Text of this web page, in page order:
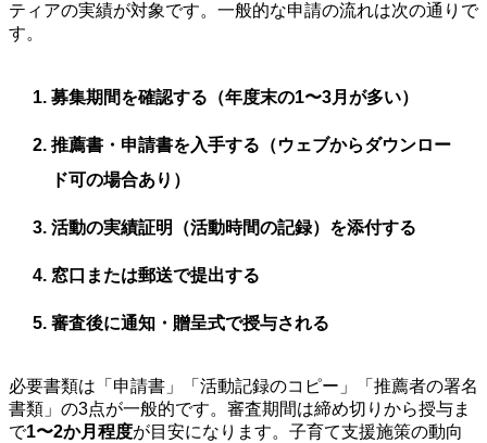
ティアの実績が対象です。一般的な申請の流れは次の通りで
す。
募集期間を確認する（年度末の1〜3月が多い）
推薦書・申請書を入手する（ウェブからダウンロー
ド可の場合あり）
活動の実績証明（活動時間の記録）を添付する
窓口または郵送で提出する
審査後に通知・贈呈式で授与される
必要書類は「申請書」「活動記録のコピー」「推薦者の署名
書類」の3点が一般的です。審査期間は締め切りから授与ま
で1〜2か月程度が目安になります。子育て支援施策の動向